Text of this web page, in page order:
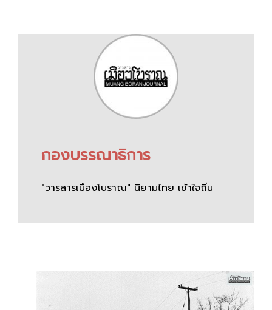
กองบรรณาธิการ
"วารสารเมืองโบราณ" นิยามไทย เข้าใจถิ่น